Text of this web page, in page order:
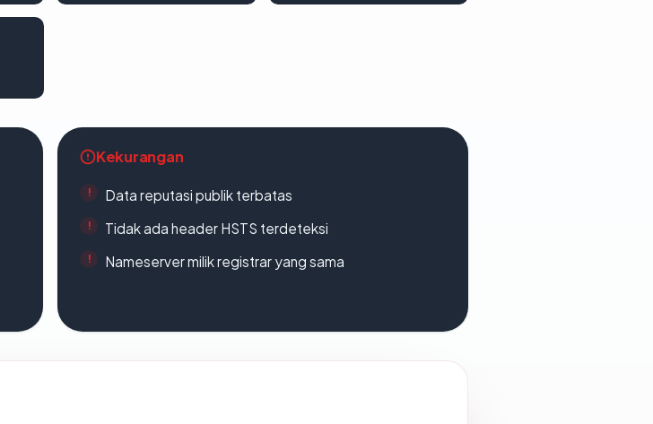
Kekurangan
Data reputasi publik terbatas
Tidak ada header HSTS terdeteksi
Nameserver milik registrar yang sama